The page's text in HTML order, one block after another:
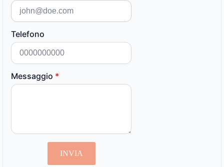
Telefono
Messaggio *
INVIA